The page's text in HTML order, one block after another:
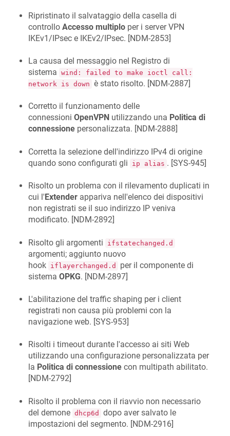
Ripristinato il salvataggio della casella di
controllo Accesso multiplo per i server VPN
IKEv1/IPsec e IKEv2/IPsec. [NDM-2853]
La causa del messaggio nel Registro di
sistema wind: failed to make ioctl call:
network is down è stato risolto. [NDM-2887]
Corretto il funzionamento delle
connessioni OpenVPN utilizzando una Politica di
connessione personalizzata. [NDM-2888]
Corretta la selezione dell'indirizzo IPv4 di origine
quando sono configurati gli
ip alias . [SYS-945]
Risolto un problema con il rilevamento duplicati in
cui l' Extender appariva nell'elenco dei dispositivi
non registrati se il suo indirizzo IP veniva
modificato. [NDM-2892]
Risolto gli argomenti ifstatechanged.d
argomenti; aggiunto nuovo
hook iflayerchanged.d
per il componente di
sistema OPKG. [NDM-2897]
L'abilitazione del traffic shaping per i client
registrati non causa più problemi con la
navigazione web. [SYS-953]
Risolti i timeout durante l'accesso ai siti Web
utilizzando una configurazione personalizzata per
la Politica di connessione con multipath abilitato.
[NDM-2792]
Risolto il problema con il riavvio non necessario
del demone dhcp6d
dopo aver salvato le
impostazioni del segmento. [NDM-2916]